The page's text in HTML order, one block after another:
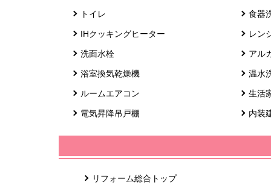
トイレ 食器
IHクッキングヒーター レン
洗面水栓 アル
浴室換気乾燥機 温水
ルームエアコン 生活
電気昇降吊戸棚 内装
リフォーム総合トップ